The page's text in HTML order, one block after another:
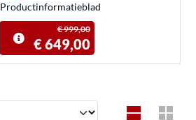
Product­informatieblad
€ 999,00
€ 649,00